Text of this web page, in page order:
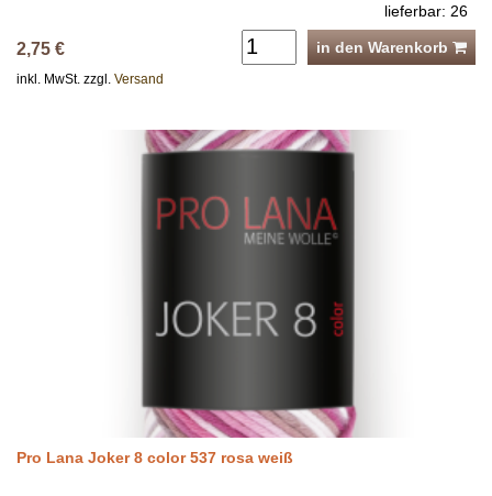
lieferbar: 26
2,75 € in den Warenkorb
inkl. MwSt. zzgl. Versand
Pro Lana Joker 8 color 537 rosa weiß